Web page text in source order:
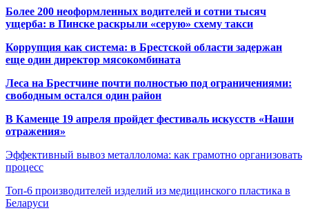
Более 200 неоформленных водителей и сотни тысяч
ущерба: в Пинске раскрыли «серую» схему такси
Коррупция как система: в Брестской области задержан
еще один директор мясокомбината
Леса на Брестчине почти полностью под ограничениями:
свободным остался один район
В Каменце 19 апреля пройдет фестиваль искусств «Наши
отражения»
Эффективный вывоз металлолома: как грамотно организовать
процесс
Топ-6 производителей изделий из медицинского пластика в
Беларуси